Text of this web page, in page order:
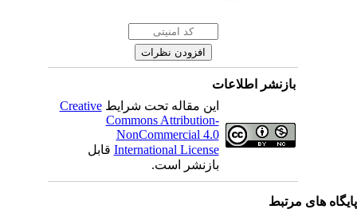
بازنشر اطلاعات
این مقاله تحت شرایطCreative
Commons Attribution-
NonCommercial 4.0
International Licenseقابل
بازنشر است.
های مرتبط